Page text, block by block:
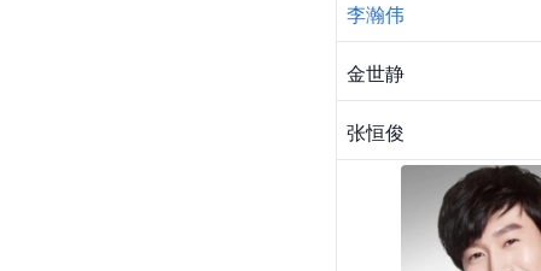
李瀚伟
金世静
张恒俊